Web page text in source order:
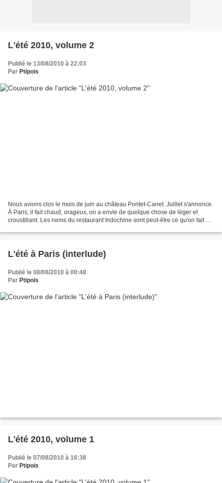
L'été 2010, volume 2
Publié le 13/08/2010 à 22:03
Par Ptipois
Nous avions clos le mois de juin au château Pontet-Canet. Juillet s'annonce.
À Paris, il fait chaud, orageux, on a envie de quelque chose de léger et
croustillant. Les nems du restaurant Indochine sont peut-être ce qu'on fait de
L'été à Paris (interlude)
Publié le 08/08/2010 à 00:48
Par Ptipois
L'été 2010, volume 1
Publié le 07/08/2010 à 16:38
Par Ptipois